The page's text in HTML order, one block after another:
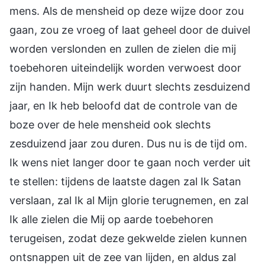
mens. Als de mensheid op deze wijze door zou
gaan, zou ze vroeg of laat geheel door de duivel
worden verslonden en zullen de zielen die mij
toebehoren uiteindelijk worden verwoest door
zijn handen. Mijn werk duurt slechts zesduizend
jaar, en Ik heb beloofd dat de controle van de
boze over de hele mensheid ook slechts
zesduizend jaar zou duren. Dus nu is de tijd om.
Ik wens niet langer door te gaan noch verder uit
te stellen: tijdens de laatste dagen zal Ik Satan
verslaan, zal Ik al Mijn glorie terugnemen, en zal
Ik alle zielen die Mij op aarde toebehoren
terugeisen, zodat deze gekwelde zielen kunnen
ontsnappen uit de zee van lijden, en aldus zal